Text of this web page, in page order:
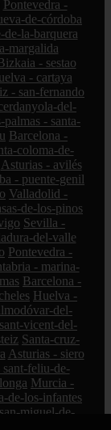
Pontevedra -
de-córdoba
de-la-barquera
margalida
- sestao
- cartaya
- san-fernando
del-
palmas - santa-
Barcelona -
coloma-de-
Asturias - avilés
- puente-genil
Valladolid -
de-los-pinos
Sevilla -
del-valle
Pontevedra -
- marina-
Barcelona -
Huelva -
del-
vicent-del-
Santa-cruz-
Asturias - siero
feliu-de-
Murcia -
de-los-infantes
miguel-de-